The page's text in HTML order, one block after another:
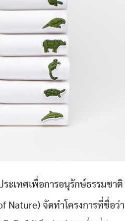
ะเทศเพื่อการอนุรักษ์ธรรมชาติ
Nature) จัดทำโครงการที่ชื่อว่า